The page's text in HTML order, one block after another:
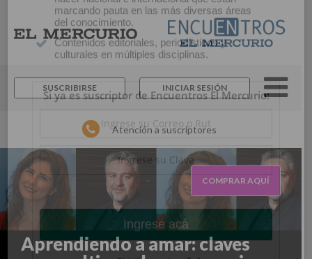
SUSCRIBIRSE INICIAR SESIÓN
Atención a suscriptores
COMPRAR AQUÍ
Aprendiendo a amar: claves
Suscríbase y continúe
informándose sin límites.
×
los distintos actores de la noticia y del que
hacer nacional e internacional que están
del conocimiento.
Contenidos editoriales, periodísticos y
culturales en múltiples disciplinas.
Si ya es suscriptor de Encuentros El Mercurio: